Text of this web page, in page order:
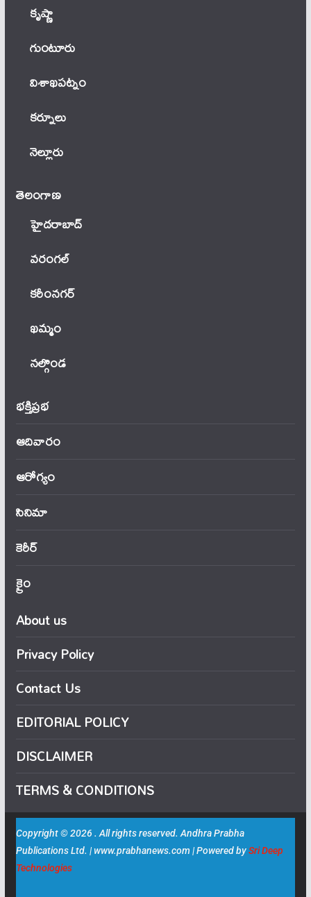
కృష్ణా
గుంటూరు
విశాఖపట్నం
కర్నూలు
నెల్లూరు
తెలంగాణ‌
హైదరాబాద్
వ‌రంగ‌ల్
కరీంనగర్
ఖ‌మ్మం
నల్గొండ
భక్తిప్రభ
ఆదివారం
ఆరోగ్యం
సినిమా
కెరీర్
క్రైం
About us
Privacy Policy
Contact Us
EDITORIAL POLICY
DISCLAIMER
TERMS & CONDITIONS
Copyright © 2026 . All rights reserved. Andhra Prabha
Publications Ltd. | www.prabhanews.com | Powered bySri Deep
Technologies